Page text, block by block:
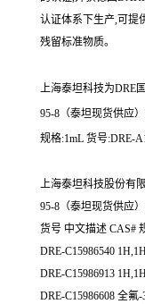
认证体系下生产,可提
残留标准物质。
上海泰坦科技为DRE
95-8（泰坦现货供应
规格:1mL 货号:DRE-
上海泰坦科技股份有
95-8（泰坦现货供应
货号 中文描述 CAS#
DRE-C15986540
DRE-C15986913
DRE-C15986608 全氟